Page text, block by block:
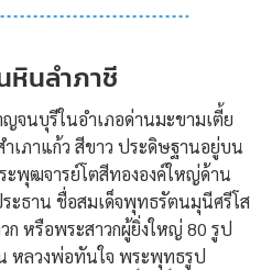
หินลำภาชี
จนบุรีในอำเภอด่านมะขามเตี้ย
เภาแก้ว สีขาว ประดิษฐานอยู่บน
ะพุฒจารย์โตสีทององค์ใหญ่ด้าน
ะธาน ชื่อสมเด็จพุทธรัตนมุนีศรีโส
หรือพระสาวกผู้ยิ่งใหญ่ 80 รูป
หลวงพ่อทันใจ พระพุทธรูป